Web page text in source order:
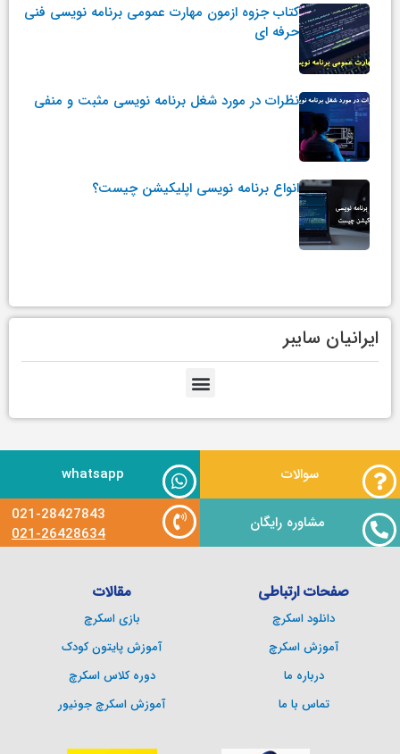
کتاب جزوه ازمون مهارت عمومی برنامه نویسی فنی
حرفه ای
نظرات در مورد شغل برنامه نویسی مثبت و منفی
انواع برنامه نویسی اپلیکیشن چیست؟
ایرانیان سایبر
سوالات whatsapp
مشاوره رایگان
021-28427843
021-26428634
صفحات ارتباطی
دانلود اسکرچ
آموزش اسکرچ
درباره ما
تماس با ما
مقالات
بازی اسکرچ
آموزش پایتون کودک
دوره کلاس اسکرچ
آموزش اسکرچ جونیور